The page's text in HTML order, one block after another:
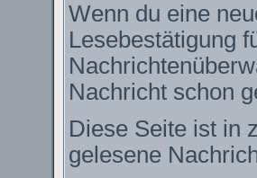
Wenn du eine
Lesebestätigung
Nachricht schon
Diese Seite ist in
gelesene